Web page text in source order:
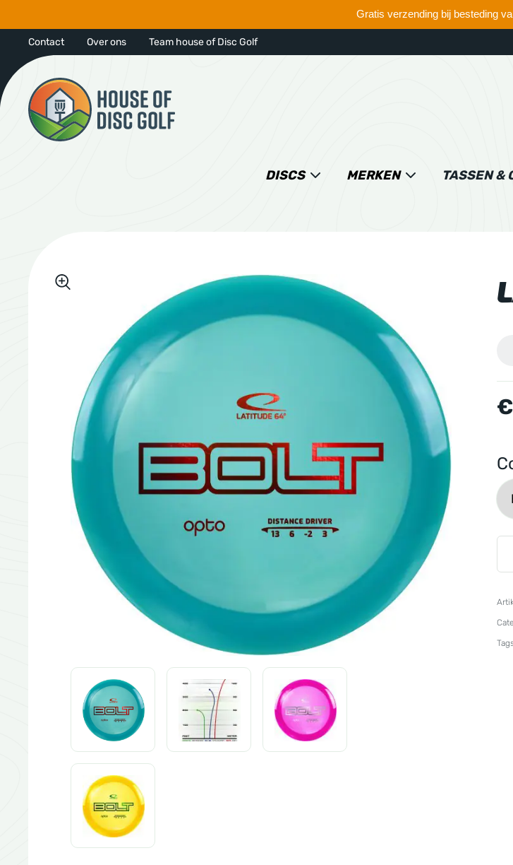
Gratis verzending bij besteding
Contact Over ons Team house of Disc Golf
DISCS MERKEN TASSEN &
€
64
Bolt